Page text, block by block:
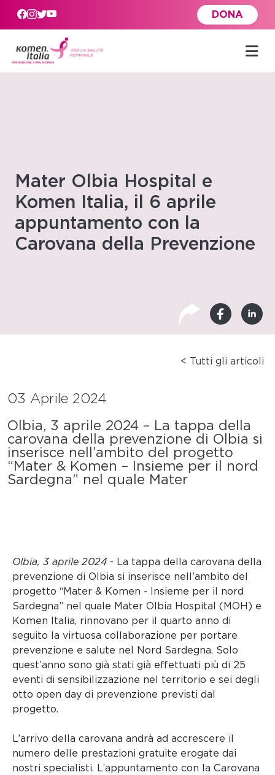
Skip to main content
DONA
Mater Olbia Hospital e
Komen Italia, il 6 aprile
appuntamento con la
Carovana della Prevenzione
< Tutti gli articoli
03 Aprile 2024
Olbia, 3 aprile 2024 – La tappa della
carovana della prevenzione di Olbia si
inserisce nell’ambito del progetto
“Mater & Komen – Insieme per il nord
Sardegna” nel quale Mater
Olbia, 3 aprile 2024 - La tappa della carovana della
prevenzione di Olbia si inserisce nell'ambito del
progetto “Mater & Komen - Insieme per il nord
Sardegna” nel quale Mater Olbia Hospital (MOH) e
Komen Italia, rinnovano per il quarto anno di
seguito la virtuosa collaborazione per portare
prevenzione e salute nel Nord Sardegna. Solo
quest’anno sono già stati già effettuati più di 25
eventi di sensibilizzazione nel territorio e sei degli
otto open day di prevenzione previsti dal
progetto.
L’arrivo della carovana andrà ad accrescere il
numero delle prestazioni gratuite erogate dai
nostri specialisti. L’appuntamento con la Carovana